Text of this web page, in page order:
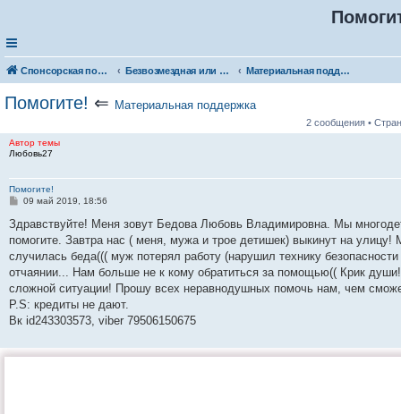
Спонсорская помощь. Разместите своё объявление в соответствующей рубрике Безвозмездная или условно-безвозмездная помощь Материальная поддержка
Помогите! ⇐ Материальная поддержка
2 сообщения •
Автор темы
Любовь27
Помогите!
С
о
б
щ
е
н
и
е
09 май 2019, 18:56
Здравствуйте! Меня зовут Бедова Любовь Владимировна. Мы
помогите. Завтра нас ( меня, мужа и трое детишек) выкинут на
случилась беда((( муж потерял работу (нарушил технику
отчаянии... Нам больше не к кому обратиться за помощью(( Крик
сложной ситуации! Прошу всех неравнодушных помочь нам, чем
P.S: кредиты не дают.
Вк id243303573, viber 79506150675